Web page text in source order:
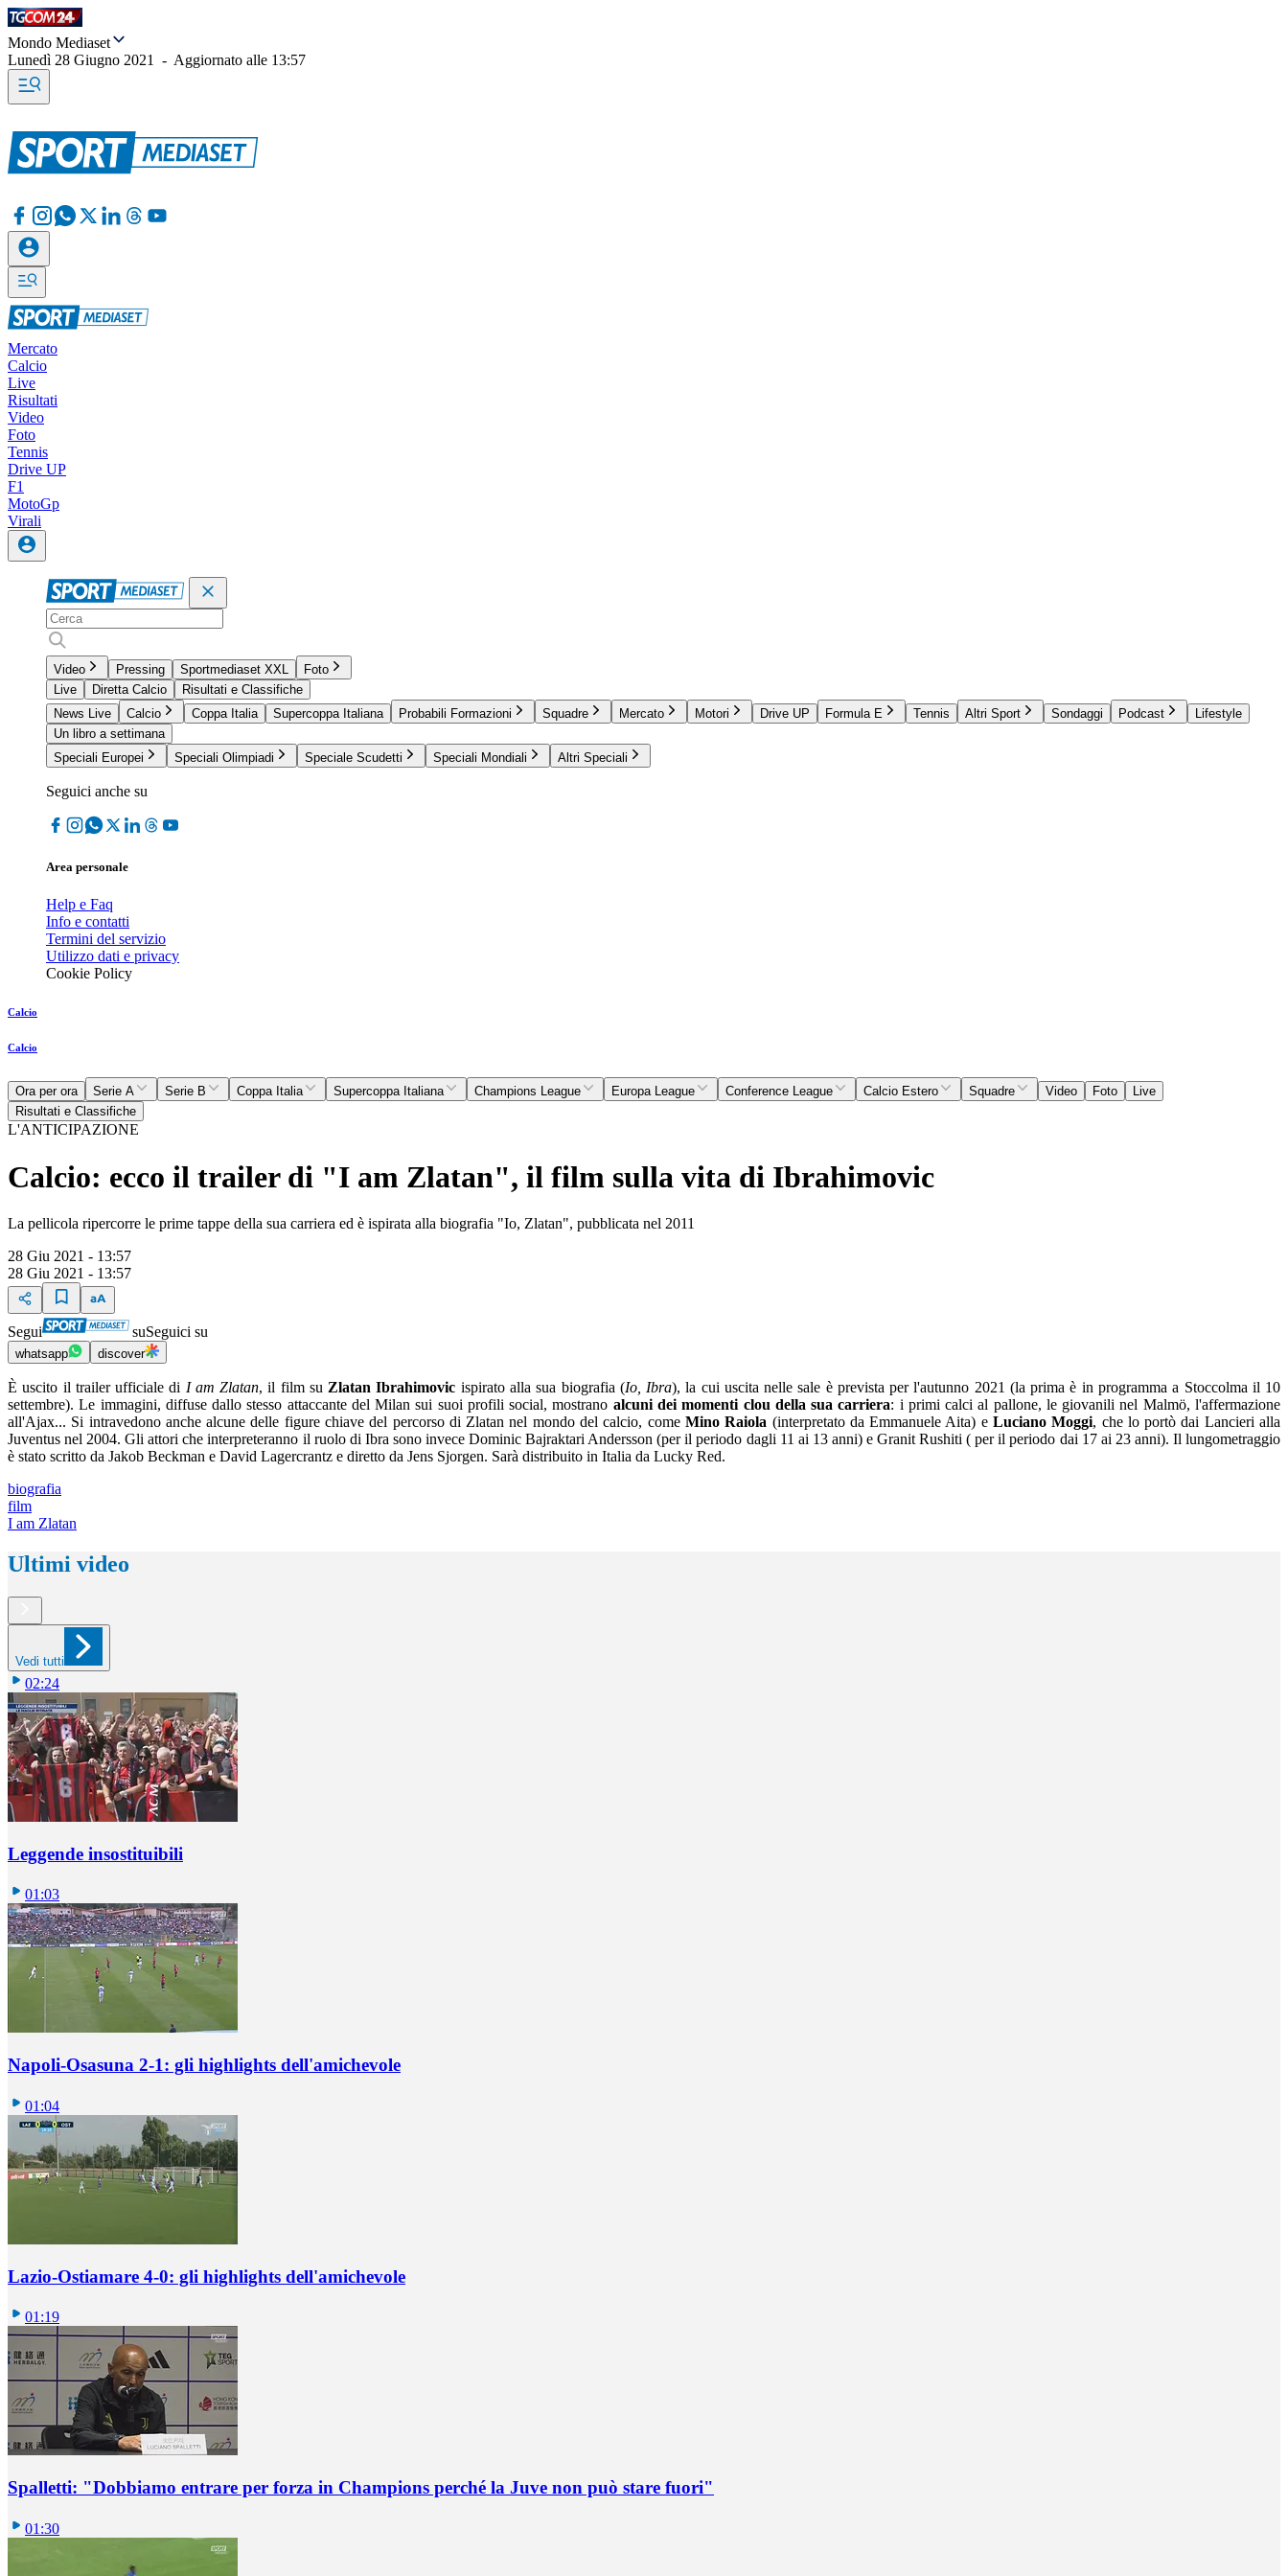
Mondo Mediaset
Lunedì 28 Giugno 2021
- Aggiornato alle 13:57
Mercato
Calcio
Live
Risultati
Video
Foto
Tennis
Drive UP
F1
MotoGp
Virali
Video Pressing Sportmediaset XXL
Foto
Live
Diretta Calcio
Risultati e Classifiche
News Live
Calcio Coppa Italia Supercoppa Italiana Probabili Formazioni Squadre Mercato Motori Drive UP Formula E Tennis Altri Sport Sondaggi Podcast
Lifestyle
Un libro a settimana
Speciali Europei
Speciali Olimpiadi Speciale Scudetti Speciali Mondiali Altri Speciali
Seguici anche su
Area personale
Help e Faq
Info e contatti
Termini del servizio
Utilizzo dati e privacy
Cookie Policy
Calcio
Calcio
Ora per ora Serie A Serie B Coppa Italia Supercoppa Italiana Champions League Europa League Conference League Calcio Estero Squadre Video Foto
Live
Risultati e Classifiche
L'ANTICIPAZIONE
Calcio: ecco il trailer di "I am Zlatan", il film sulla vita di Ibrahimovic
La pellicola ripercorre le prime tappe della sua carriera ed è ispirata alla biografia "Io, Zlatan", pubblicata nel 2011
28 Giu 2021 - 13:57
28 Giu 2021 - 13:57
Segui suSeguici su
whatsapp discover
È uscito il trailer ufficiale di I am Zlatan, il film su Zlatan Ibrahimovic ispirato alla sua biografia (Io, Ibra), la cui uscita nelle sale è prevista per l'autunno 2021 (la prima è in programma a Stoccolma il 10
settembre). Le immagini, diffuse dallo stesso attaccante del Milan sui suoi profili social, mostrano alcuni dei momenti clou della sua carriera: i primi calci al pallone, le giovanili nel Malmö, l'affermazione
all'Ajax... Si intravedono anche alcune delle figure chiave del percorso di Zlatan nel mondo del calcio, come Mino Raiola (interpretato da Emmanuele Aita) e Luciano Moggi, che lo portò dai Lancieri alla
Juventus nel 2004. Gli attori che interpreteranno il ruolo di Ibra sono invece Dominic Bajraktari Andersson (per il periodo dagli 11 ai 13 anni) e Granit Rushiti ( per il periodo dai 17 ai 23 anni). Il lungometraggio
è stato scritto da Jakob Beckman e David Lagercrantz e diretto da Jens Sjorgen. Sarà distribuito in Italia da Lucky Red.
biografia
film
I am Zlatan
Ultimi video
Vedi tutti
02:24
Leggende insostituibili
01:03
Napoli-Osasuna 2-1: gli highlights dell'amichevole
01:04
Lazio-Ostiamare 4-0: gli highlights dell'amichevole
01:19
Spalletti: "Dobbiamo entrare per forza in Champions perché la Juve non può stare fuori"
01:30